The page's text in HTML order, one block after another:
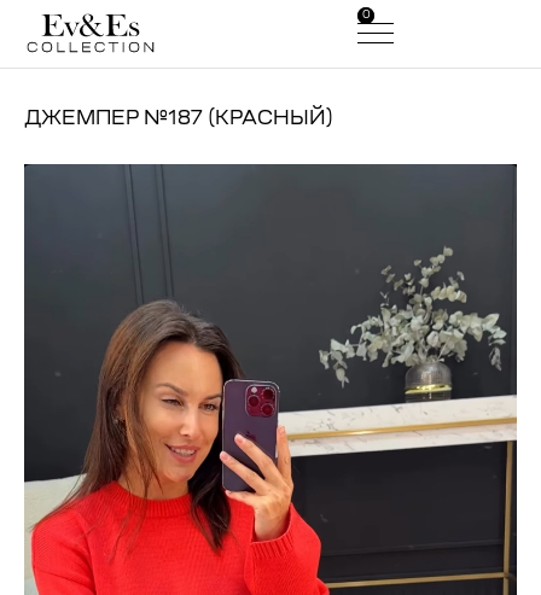
0
0
ДЖЕМПЕР №187 (КРАСНЫЙ)